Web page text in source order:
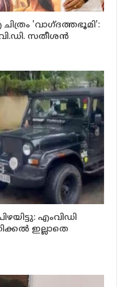
'വാഗ്ദത്തഭൂമി':
സതീശൻ
എംവിഡി
ഇല്ലാതെ